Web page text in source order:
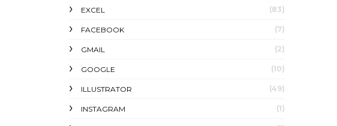
EXCEL (83)
FACEBOOK (7)
GMAIL (2)
GOOGLE (10)
ILLUSTRATOR (49)
INSTAGRAM (1)